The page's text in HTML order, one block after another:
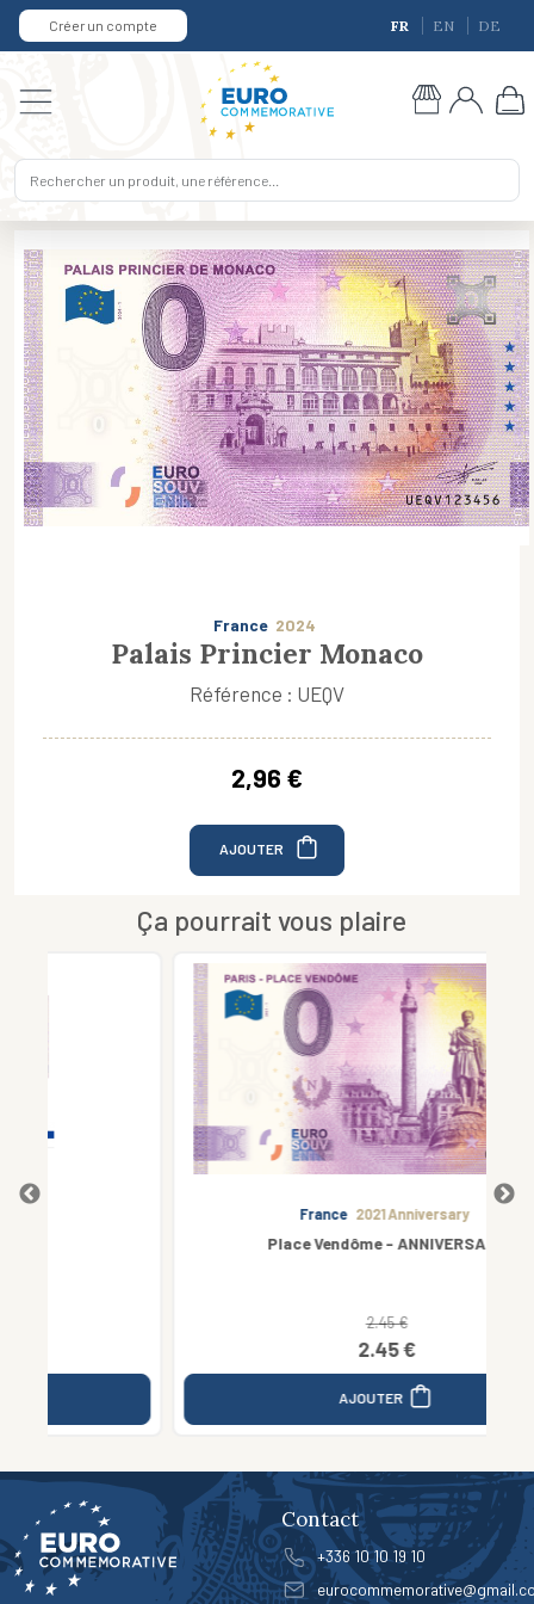
Créer un compte FR EN DE
France 2024
Palais Princier Monaco
Référence : UEQV
2,96 €
AJOUTER
Ça pourrait vous plaire
2021 Anniversary
Place Vendôme - ANNIVERSARY
Contact
+336 10 10 19 10